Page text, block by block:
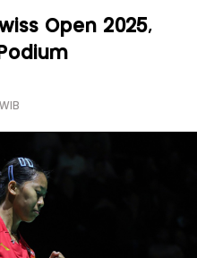
Open 2025,